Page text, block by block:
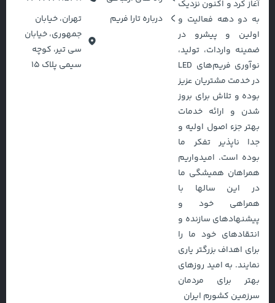
آغاز کرد و اکنون نزدیک
به دو دهه فعالیت و
اولین و پیشرو در
ضمینه واردات، تولید،
نوآوری فریم‌های LED
در خدمت مشتریان عزیز
بوده و تلاش برای بروز
شدن و ارائه خدمات
بهتر جزء اصول اولیه و
جدا ناپذیر تفکر ما
بوده است. امیدواریم
همراهان همیشگی ما
در این سالها با
همراهی خود و
پیشنهادهای سازنده و
انتقادهای خود ما را
برای اهداف بزرگتر یاری
نمایند. به امید روزهای
بهتر برای مردمان
سرزمین‌ کشورم ایران
درباره تارا فریم
تهران، خیابان
جمهوری، خیابان
سی تیر، کوچه
سیمی پلاک ۱۵